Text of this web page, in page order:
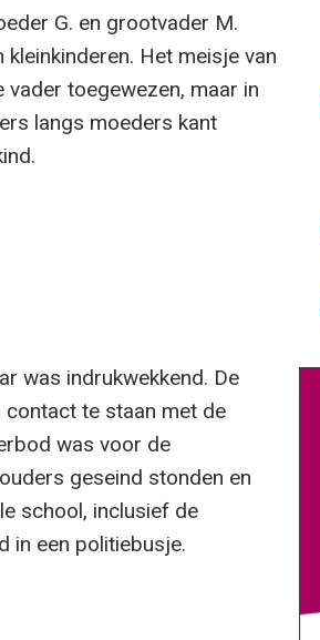
G. en grootvader M.
Het meisje van
toegewezen, maar in
langs moeders kant
was indrukwekkend. De
te staan met de
was voor de
geseind stonden en
school, inclusief de
in een politiebusje.